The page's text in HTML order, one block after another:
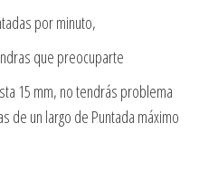
por minuto,
que preocuparte
15 mm, no tendrás problema
de un largo de Puntada máximo